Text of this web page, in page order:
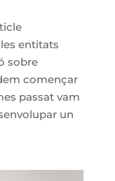
entitats
sobre
començar
passat vam
un